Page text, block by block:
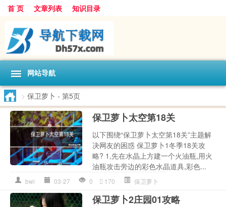
首 页 文章列表 知识目录
网站导航
> 保卫萝卜 - 第5页
保卫萝卜太空第18关
以下围绕“保卫萝卜太空第18关”主题解
决网友的困惑 保卫萝卜1冬季18关攻
略? 1,先在水晶上方建一个火油瓶,用火
油瓶攻击旁边的彩色水晶道具,彩色...
bwl 03-27 0 170 保卫萝卜
保卫萝卜2庄园01攻略